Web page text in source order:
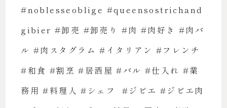
#noblesseoblige #queensostrichand
gibier #卸売 #卸売り #肉 #肉好き #肉バ
ル #肉スタグラム #イタリアン #フレンチ
#和食 #割烹 #居酒屋 #バル #仕入れ #業
務用 #料理人 #シェフ #ジビエ #ジビエ肉